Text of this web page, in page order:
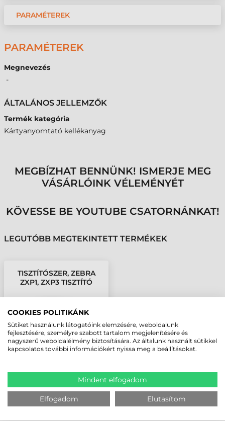
PARAMÉTEREK
PARAMÉTEREK
Megnevezés
-
ÁLTALÁNOS JELLEMZŐK
Termék kategória
Kártyanyomtató kellékanyag
MEGBÍZHAT BENNÜNK! ISMERJE MEG
VÁSÁRLÓINK VÉLEMÉNYÉT
KÖVESSE BE YOUTUBE CSATORNÁNKAT!
LEGUTÓBB MEGTEKINTETT TERMÉKEK
TISZTÍTÓSZER, ZEBRA
ZXP1, ZXP3 TISZTÍTÓ
COOKIES POLITIKÁNK
Sütiket használunk látogatóink elemzésére, weboldalunk
fejlesztésére, személyre szabott tartalom megjelenítésére és
nagyszerű weboldalélmény biztosítására. Az általunk használt sütikkel
kapcsolatos további információkért nyissa meg a beállításokat.
Mindent elfogadom
Elfogadom Elutasítom